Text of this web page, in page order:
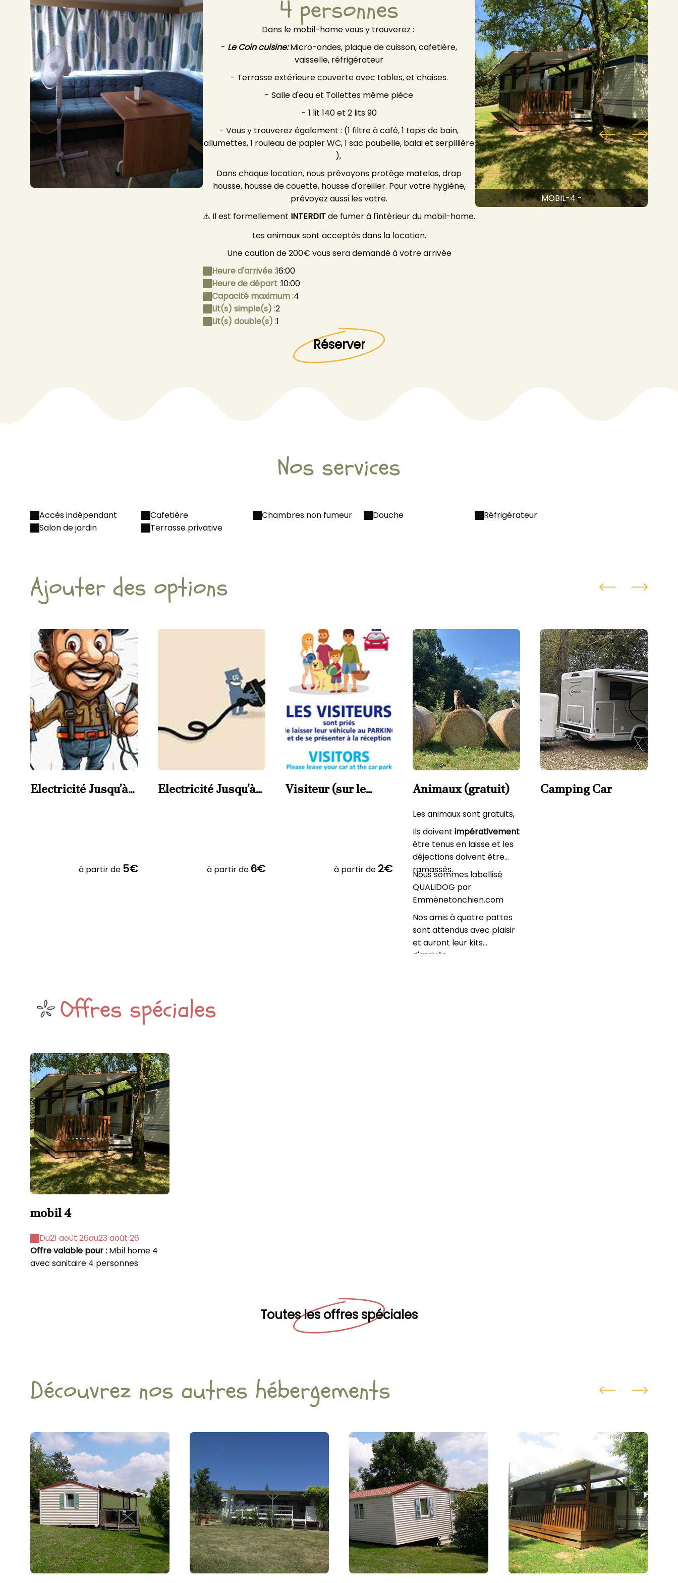
4 personnes
Dans le mobil-home vous y trouverez :
- Le Coin cuisine:Micro-ondes, plaque de cuisson, cafetière,
vaisselle, réfrigérateur
- Terrasse extérieure couverte avec tables, et chaises.
- Salle d'eau et Toilettes même pièce
- 1 lit 140 et 2 lits 90
- Vous y trouverez également : (1 filtre à café, 1 tapis de bain,
allumettes, 1 rouleau de papier WC, 1 sac poubelle, balai et serpillière
),
Dans chaque location, nous prévoyons protège matelas, drap
housse, housse de couette, housse d'oreiller. Pour votre hygiène,
prévoyez aussi les votre.
⚠️ Il est formellement INTERDITde fumer à l'intérieur du mobil-home.
Les animaux sont acceptés dans la location.
Une caution de 200€ vous sera demandé à votre arrivée
Heure d'arrivée :16:00
Heure de départ :10:00
Capacité maximum :4
Lit(s) simple(s) :2
Lit(s) double(s) :1
Réserver
Soirée Piscine Nocturne MOBIL-4 -
Nos services
Accès indépendant Cafetière Chambres non fumeur Douche
Réfrigérateur
Salon de jardin
Terrasse privative
Ajouter des options
Electricité Jusqu’à
à partir de 5€
Electricité Jusqu’à
à partir de 6€
Visiteur (sur le
à partir de 2€
Animaux (gratuit)
Les animaux sont gratuits,
Ils doiventimpérativement
être tenus en laisse et les
déjections doivent être
ramassés.
Nous sommes labellisé
QUALIDOG par
Emmènetonchien.com
Nos amis à quatre pattes
sont attendus avec plaisir
et auront leur kits
d'arrivés.
Camping Car
Offres spéciales
mobil 4
Du21 août 26au23 août 26
Offre valable pour : Mbil home 4
avec sanitaire 4 personnes
Toutes les offres spéciales
Découvrez nos autres hébergements